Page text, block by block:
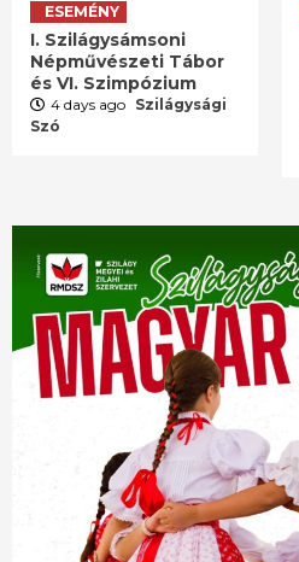
ESEMÉNY
I. Szilágysámsoni
Népművészeti Tábor
és VI. Szimpózium
4 days ago Szilágysági
Szó